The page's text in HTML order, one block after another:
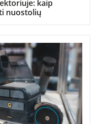
kaip
nuostolių